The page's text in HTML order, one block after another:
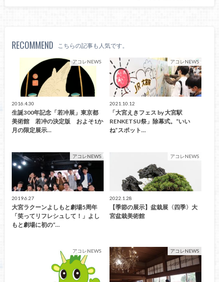
RECOMMEND こちらの記事も人気です。
アコレNEWS
2016.4.30
生誕300年記念「若冲展」東京都
美術館 若冲の決定版 およそ1か
月の限定展示…
アコレNEWS
2021.10.12
「大宮えきフェス by 大宮駅
RENKETSU祭」除幕式。“いい
ね”スポット…
アコレNEWS
2019.6.27
大宮ラクーンよしもと劇場5周年
「笑ってリフレシュして！」よし
もと劇場に初の“…
アコレNEWS
2022.1.28
【季節の展示】盆栽展〈四季〉大
宮盆栽美術館
アコレNEWS アコレNEWS